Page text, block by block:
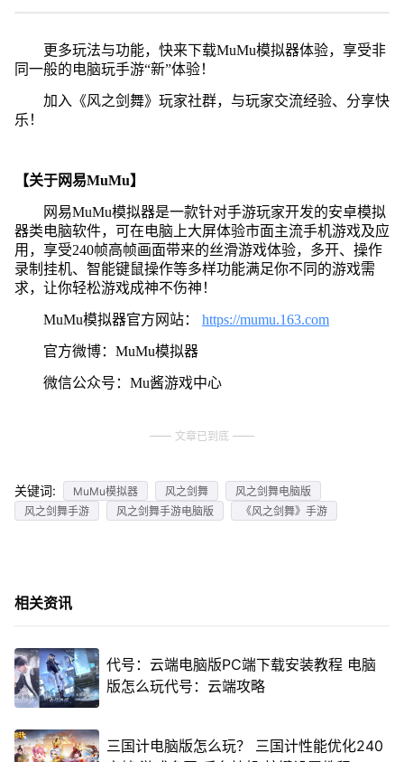
更多玩法与功能，快来下载MuMu模拟器体验，享受非
同一般的电脑玩手游“新”体验！
加入《风之剑舞》玩家社群，与玩家交流经验、分享快
乐！
【关于网易MuMu】
网易MuMu模拟器是一款针对手游玩家开发的安卓模拟
器类电脑软件，可在电脑上大屏体验市面主流手机游戏及应
用，享受240帧高帧画面带来的丝滑游戏体验，多开、操作
录制挂机、智能键鼠操作等多样功能满足你不同的游戏需
求，让你轻松游戏成神不伤神！
MuMu模拟器官方网站： https://mumu.163.com
官方微博：MuMu模拟器
微信公众号：Mu酱游戏中心
文章已到底
关键词: MuMu模拟器 风之剑舞
风之剑舞电脑版
风之剑舞手游
风之剑舞手游电脑版 《风之剑舞》手游
相关资讯
代号：云端电脑版PC端下载安装教程 电脑
版怎么玩代号：云端攻略
三国计电脑版怎么玩？ 三国计性能优化240